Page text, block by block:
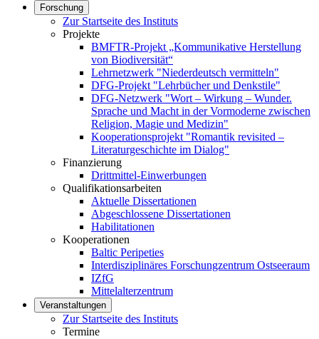
Forschung
Zur Startseite des Instituts
Projekte
BMFTR-Projekt „Kommunikative Herstellung
von Biodiversität“
Lehrnetzwerk "Niederdeutsch vermitteln"
DFG-Projekt "Lehrbücher und Denkstile"
DFG-Netzwerk "Wort – Wirkung – Wunder.
Sprache und Macht in der Vormoderne zwischen
Religion, Magie und Medizin"
Kooperationsprojekt "Romantik revisited –
Literaturgeschichte im Dialog"
Finanzierung
Drittmittel-Einwerbungen
Qualifikationsarbeiten
Aktuelle Dissertationen
Abgeschlossene Dissertationen
Habilitationen
Kooperationen
Baltic Peripeties
Interdisziplinäres Forschungzentrum Ostseeraum
IZfG
Mittelalterzentrum
Veranstaltungen
Zur Startseite des Instituts
Termine